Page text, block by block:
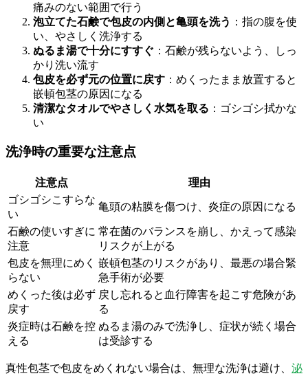
痛みのない範囲で行う
泡立てた石鹸で包皮の内側と亀頭を洗う ：指の腹を使
い、やさしく洗浄する
ぬるま湯で十分にすすぐ ：石鹸が残らないよう、しっ
かり洗い流す
包皮を必ず元の位置に戻す ：めくったまま放置すると
嵌頓包茎の原因になる
清潔なタオルでやさしく水気を取る ：ゴシゴシ拭かな
い
洗浄時の重要な注意点
注意点
理由
ゴシゴシこすらな
い
亀頭の粘膜を傷つけ、炎症の原因になる
石鹸の使いすぎに
注意
常在菌のバランスを崩し、かえって感染
リスクが上がる
包皮を無理にめく
らない
嵌頓包茎のリスクがあり、最悪の場合緊
急手術が必要
めくった後は必ず
戻す
戻し忘れると血行障害を起こす危険があ
る
炎症時は石鹸を控
える
ぬるま湯のみで洗浄し、症状が続く場合
は受診する
真性包茎で包皮をめくれない場合は、無理な洗浄は避け、 泌